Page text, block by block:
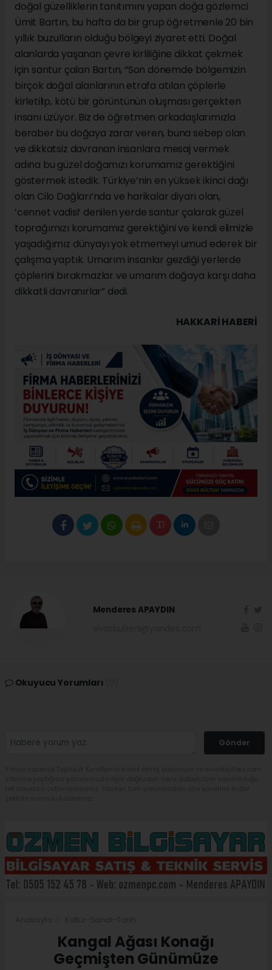
doğal güzelliklerin tanıtımını yapan doğa gözlemci
Ümit Bartın, bu hafta da bir grup öğretmenle 20 bin
yıllık buzulların olduğu bölgeyi ziyaret etti. Doğal
alanlarda yaşanan çevre kirliliğine dikkat çekmek
için santur çalan Bartın, “Son dönemde bölgemizin
birçok doğal alanlarının etrafa atılan çöplerle
kirletilip, kötü bir görüntünün oluşması gerçekten
insanı üzüyor. Biz de öğretmen arkadaşlarımızla
beraber bu doğaya zarar veren, buna sebep olan
ve dikkatsiz davranan insanlara mesaj vermek
adına bu güzel doğamızı korumamız gerektiğini
göstermek istedik. Türkiye’nin en yüksek ikinci dağı
olan Cilo Dağları’nda ve harikalar diyarı olan,
’cennet vadisi’ denilen yerde santur çalarak güzel
toprağımızı korumamız gerektiğini ve kendi elimizle
yaşadığımız dünyayı yok etmemeyi umud ederek bir
çalışma yaptık. Umarım insanlar gezdiği yerlerde
çöplerini bırakmazlar ve umarım doğaya karşı daha
dikkatli davranırlar” dedi.
HAKKARI HABERİ
Menderes APAYDIN
Okuyucu Yorumları
Gönder
Kangal Ağası Konağı
Geçmişten Günümüze